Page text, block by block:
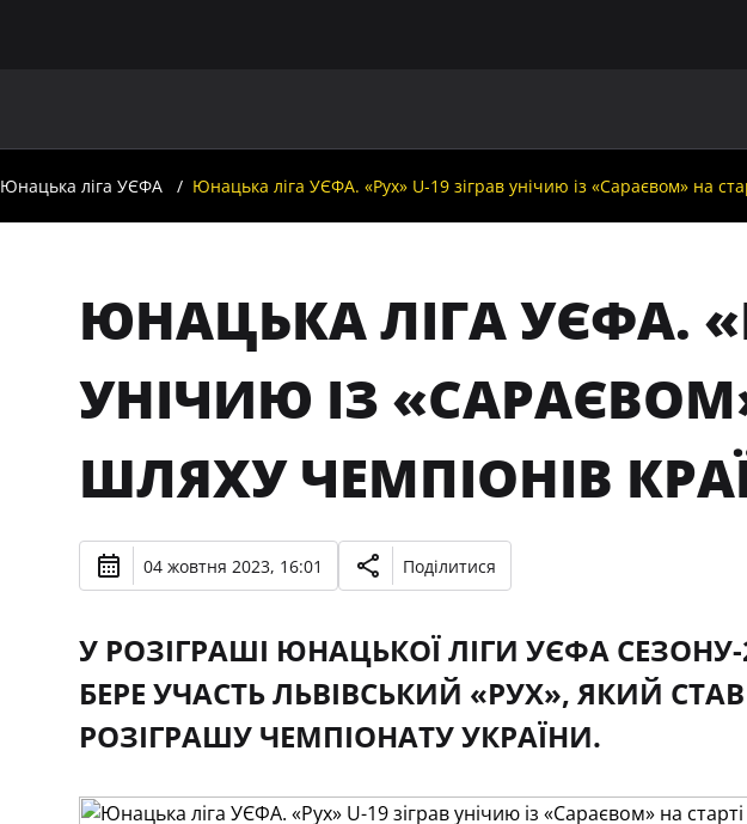
Юнацька лiга УЄФА Юнацька ліга УЄФА. «Рух» U-19 зіграв унічию із «Сараєвом» на
ЮНАЦЬКА ЛІГА УЄФА.
УНІЧИЮ ІЗ
ШЛЯХУ ЧЕМПІОНІВ
04 жовтня 2023, 16:01 Поділитися
У РОЗІГРАШІ ЮНАЦЬКОЇ ЛІГИ УЄФА
БЕРЕ УЧАСТЬ ЛЬВІВСЬКИЙ «РУХ», ЯКИЙ
РОЗІГРАШУ ЧЕМПІОНАТУ УКРАЇНИ.